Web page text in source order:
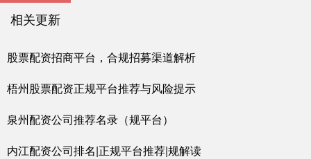
相关更新
股票配资招商平台，合规招募渠道解析
梧州股票配资正规平台推荐与风险提示
泉州配资公司推荐名录（规平台）
内江配资公司排名|正规平台推荐|规解读